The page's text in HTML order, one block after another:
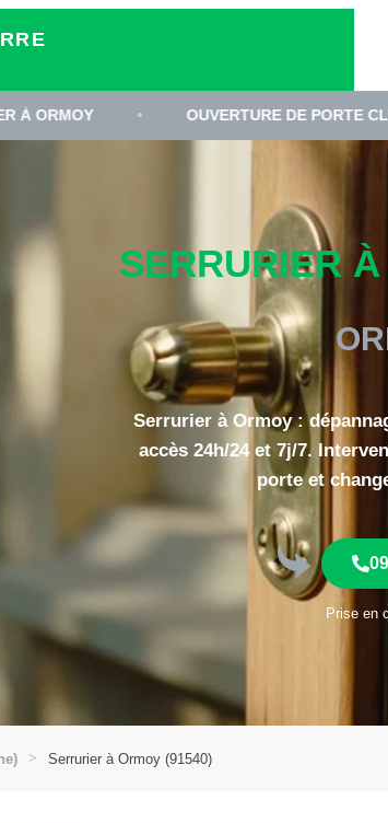
• OUVERTURE DE PORTE CLAQUÉE
SERRURIER
Serrurier à Ormoy :
accès 24h/24 et 7j/7.
porte et
Prise en
Serrurier à Ormoy (91540)